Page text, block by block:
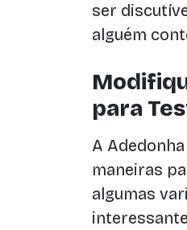
ser
alguém
para
A
maneiras
algumas